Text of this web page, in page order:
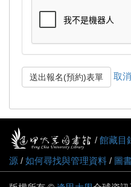
送出報名(預約)表單 取消
/ 館藏目
源 / 如何尋找與管理資料 / 圖